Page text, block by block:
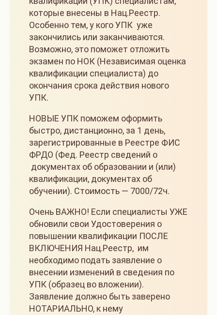
которые внесены в Нац.Реестр.
Особенно тем, у кого УПК уже
закончились или заканчиваются.
Возможно, это поможет отложить
экзамен по НОК (Независимая оценка
квалификации специалиста) до
окончания срока действия нового
УПК.
НОВЫЕ УПК поможем оформить
быстро, дистанционно, за 1 день,
зарегистрированные в Реестре ФИС
ФРДО (Фед. Реестр сведений о
документах об образовании и (или)
квалификации, документах об
обучении). Стоимость — 7000/72ч.
Очень ВАЖНО! Если специалисты УЖЕ
обновили свои Удостоверения о
повышении квалификации ПОСЛЕ
ВКЛЮЧЕНИЯ Нац.Реестр, им
необходимо подать заявление о
внесении изменений в сведения по
УПК (образец во вложении).
Заявление должно быть заверено
НОТАРИАЛЬНО, к нему